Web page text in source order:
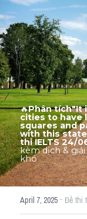
Thư Tín
Mixed
SGK
Đề writing
Pie
Line graph
Bar chart
Thành
🔥Phân tích"It
cities to have
squares and
with this
thi IELTS 24/
kèm dịch &
khó
April 7, 2025 · Đề thi